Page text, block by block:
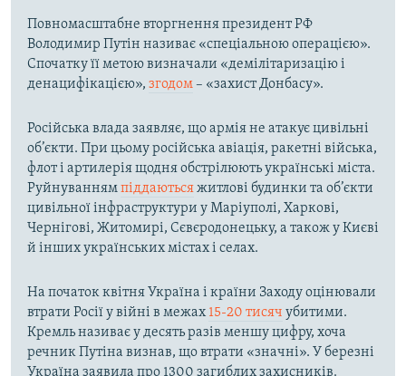
Повномасштабне вторгнення президент РФ
Володимир Путін називає «спеціальною операцією».
Спочатку її метою визначали «демілітаризацію і
денацифікацією», згодом– «захист Донбасу».
Російська влада заявляє, що армія не атакує цивільні
об’єкти. При цьому російська авіація, ракетні війська,
флот і артилерія щодня обстрілюють українські міста.
Руйнуваннямпіддаютьсяжитлові будинки та об’єкти
цивільної інфраструктури у Маріуполі, Харкові,
Чернігові, Житомирі, Сєвєродонецьку, а також у Києві
й інших українських містах і селах.
На початок квітня Україна і країни Заходу оцінювали
втрати Росії у війні в межах 15-20 тисяч убитими.
Кремль називає у десять разів меншу цифру, хоча
речник Путіна визнав, що втрати «значні». У березні
Україна заявила про 1300 загиблих захисників.